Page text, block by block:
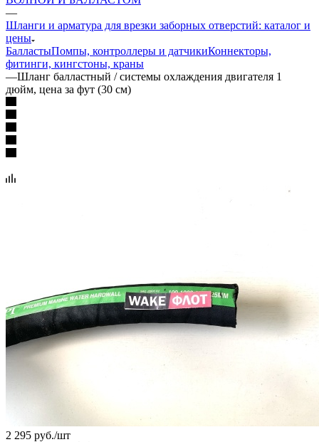
—
Шланги и арматура для врезки заборных отверстий: каталог и
цены
БалластыПомпы, контроллеры и датчикиКоннекторы,
фитинги, кингстоны, краны
—Шланг балластный / системы охлаждения двигателя 1
дюйм, цена за фут (30 см)
2 295 руб./шт